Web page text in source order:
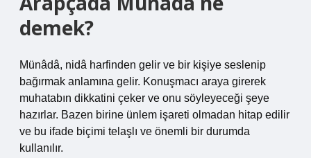
demek?
Münâdâ, nidâ harfinden gelir ve bir kişiye seslenip
bağırmak anlamına gelir. Konuşmacı araya girerek
muhatabın dikkatini çeker ve onu söyleyeceği şeye
hazırlar. Bazen birine ünlem işareti olmadan hitap edilir
ve bu ifade biçimi telaşlı ve önemli bir durumda
kullanılır.